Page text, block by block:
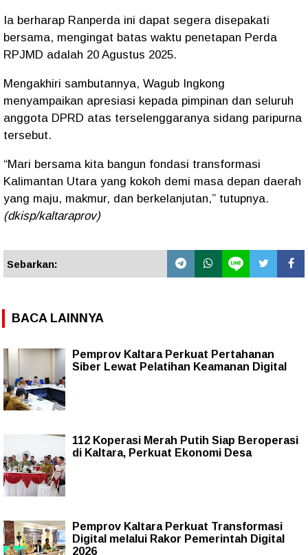
Ia berharap Ranperda ini dapat segera disepakati
bersama, mengingat batas waktu penetapan Perda
RPJMD adalah 20 Agustus 2025.
Mengakhiri sambutannya, Wagub Ingkong
menyampaikan apresiasi kepada pimpinan dan seluruh
anggota DPRD atas terselenggaranya sidang paripurna
tersebut.
“Mari bersama kita bangun fondasi transformasi
Kalimantan Utara yang kokoh demi masa depan daerah
yang maju, makmur, dan berkelanjutan,” tutupnya.
(dkisp/kaltaraprov)
Sebarkan:
BACA LAINNYA
Pemprov Kaltara Perkuat Pertahanan
Siber Lewat Pelatihan Keamanan Digital
112 Koperasi Merah Putih Siap Beroperasi
di Kaltara, Perkuat Ekonomi Desa
Pemprov Kaltara Perkuat Transformasi
Digital melalui Rakor Pemerintah Digital
2026